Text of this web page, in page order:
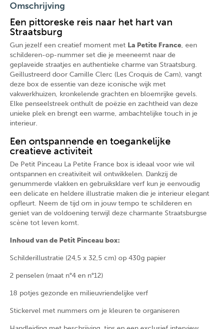
Omschrijving
Een pittoreske reis naar het hart van
Straatsburg
Gun jezelf een creatief moment met La Petite France, een
schilderen-op-nummer set die je meeneemt naar de
geplaveide straatjes en authentieke charme van Straatsburg.
Geïllustreerd door Camille Clerc (Les Croquis de Cam), vangt
deze box de essentie van deze iconische wijk met
vakwerkhuizen, kronkelende grachten en bloemrijke gevels.
Elke penseelstreek onthult de poëzie en zachtheid van deze
unieke plek en brengt een warme, ambachtelijke touch in je
interieur.
Een ontspannende en toegankelijke
creatieve activiteit
De Petit Pinceau La Petite France box is ideaal voor wie wil
ontspannen en creativiteit wil ontwikkelen. Dankzij de
genummerde vlakken en gebruiksklare verf kun je eenvoudig
een delicate en heldere illustratie maken die je interieur elegant
opfleurt. Neem de tijd om in jouw tempo te schilderen en
geniet van de voldoening terwijl deze charmante Straatsburgse
scène tot leven komt.
Inhoud van de Petit Pinceau box:
Schilderillustratie (24,5 x 32,5 cm) op 430g papier
2 penselen (maat n°4 en n°12)
18 potjes gezonde en milieuvriendelijke verf
Stickervel met nummers om je kleuren te organiseren